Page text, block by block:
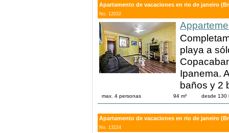
Apartamento de vacaciones en rio de janeiro
No. 12032
playa a
Ipanema.
baños y 2
max. 4 personas 94 m² desde 130
Apartamento de vacaciones en rio de janeiro
No. 13224